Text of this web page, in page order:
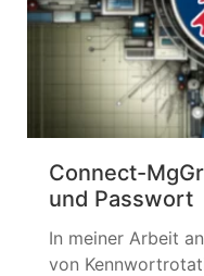
Connect-
und Passwort
In meiner Arbeit
von